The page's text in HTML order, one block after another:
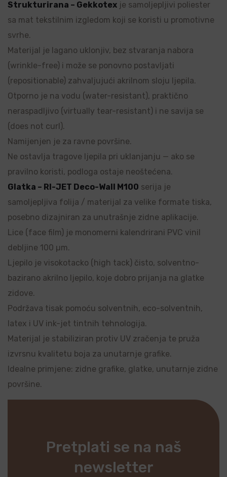
Strukturirana – Gekkotex je samoljepljivi poliester
sa mat tekstilnim izgledom koji se koristi u promotivne
svrhe.
Materijal je lagano uklonjiv, bez stvaranja nabora
(wrinkle-free) i može se ponovno postavljati
(repositionable) zahvaljujući akrilnom sloju ljepila.
Otporno je na vodu (water-resistant), praktično
neraspadljivo (virtually tear-resistant) i ne savija se
(does not curl).
Namijenjen je za ravne površine.
Ne ostavlja tragove ljepila pri uklanjanju — ako se
pravilno koristi, podloga ostaje neoštećena.
Glatka – RI-JET Deco-Wall M100 serija je
samoljepljiva folija / materijal za velike formate tiska,
posebno dizajniran za unutrašnje zidne aplikacije.
Lice (face film) je monomerni kalendrirani PVC vinil
debljine 100 µm.
Ljepilo je visokotacko (high tack) čisto, solventno-
bazirano akrilno ljepilo, koje dobro prijanja na glatke
zidove.
Podržava tisak pomoću solventnih, eco-solventnih,
latex i UV ink-jet tintnih tehnologija.
Materijal je stabiliziran protiv UV zračenja te pruža
izvrsnu kvalitetu boja za unutarnje grafike.
Idealne primjene: zidne grafike, glatke, unutarnje zidne
površine.
Pretplati se na naš
newsletter